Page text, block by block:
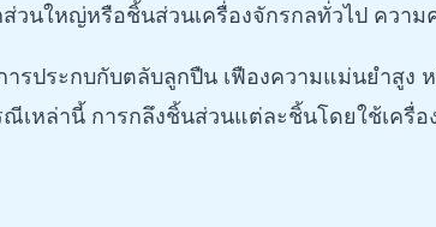
วนใหญ่หรือชิ้นส่วนเครื่องจักรกลทั่วไป ควา
รประกบกับตลับลูกปืน เฟืองความแม่นยำสู
เหล่านี้ การกลึงชิ้นส่วนแต่ละชิ้นโดยใช้เครื่